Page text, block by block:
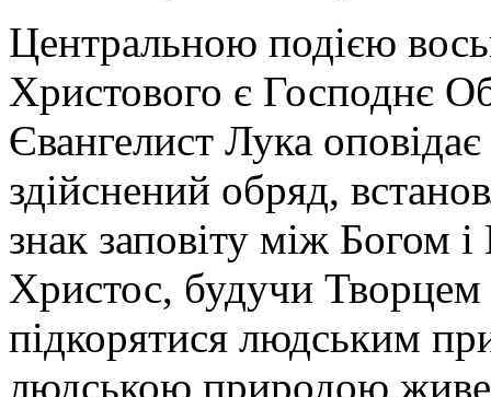
Центральною подією
Христового є Господнє
Євангелист Лука
здійснений обряд,
знак заповіту між Богом
Христос, будучи
підкорятися людським
людською природою живе